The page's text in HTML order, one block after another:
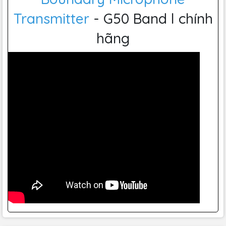
tổng thể.
tính năng nổi bật như chất lượng âm thanh vượt trội, thiết
kế hiện đại, độ bền và độ tin cậy cao, nó đem đến sự hài
lòng và tin cậy tuyệt đối cho người dùng.
Transmitter- G50 Band l chính
hãng